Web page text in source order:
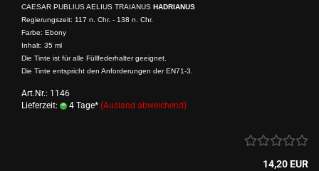
CAESAR PUBLIUS AELIUS TRAIANUS HADRIANUS
Regierungszeit: 117 n. Chr. - 138 n. Chr.
Farbe: Ebony
Inhalt: 35 ml
Die Tinte ist für alle Füllfederhalter geeignet.
Die Tinte entspricht den Anforderungen der EN71-3.
Art.Nr.: 1146
Lieferzeit:
4 Tage* (Ausland abweichend)
14,20 EUR